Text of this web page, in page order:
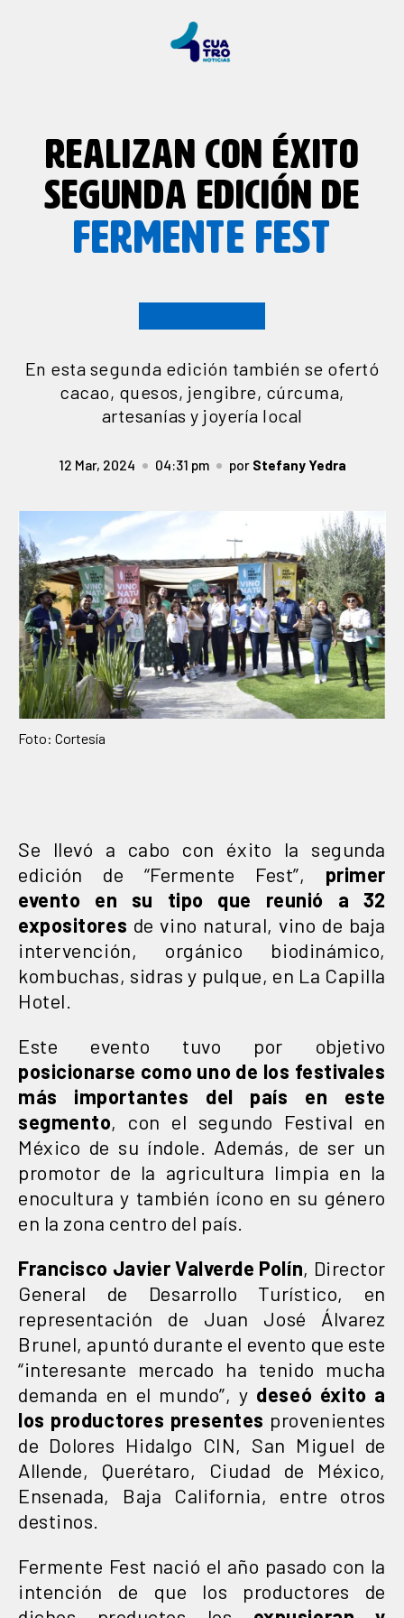
REALIZAN CON ÉXITO
SEGUNDA EDICIÓN DE
FERMENTE FEST
En esta segunda edición también se ofertó
cacao, quesos, jengibre, cúrcuma,
artesanías y joyería local
12 Mar, 2024 04:31 pm por Stefany Yedra
Foto: Cortesía
Se llevó a cabo con éxito la segunda
edición de “Fermente Fest”, primer
evento en su tipo que reunió a 32
expositores de vino natural, vino de baja
intervención, orgánico biodinámico,
kombuchas, sidras y pulque, en La Capilla
Hotel.
Este evento tuvo por objetivo
posicionarse como uno de los festivales
más importantes del país en este
segmento, con el segundo Festival en
México de su índole. Además, de ser un
promotor de la agricultura limpia en la
enocultura y también ícono en su género
en la zona centro del país.
Francisco Javier Valverde Polín, Director
General de Desarrollo Turístico, en
representación de Juan José Álvarez
Brunel, apuntó durante el evento que este
“interesante mercado ha tenido mucha
demanda en el mundo”, y deseó éxito a
los productores presentes provenientes
de Dolores Hidalgo CIN, San Miguel de
Allende, Querétaro, Ciudad de México,
Ensenada, Baja California, entre otros
destinos.
Fermente Fest nació el año pasado con la
intención de que los productores de